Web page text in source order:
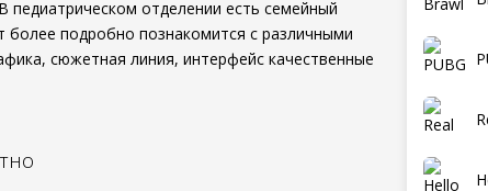
отделении есть семейный
подробно познакомится с различными
сюжетная линия, интерфейс качественные